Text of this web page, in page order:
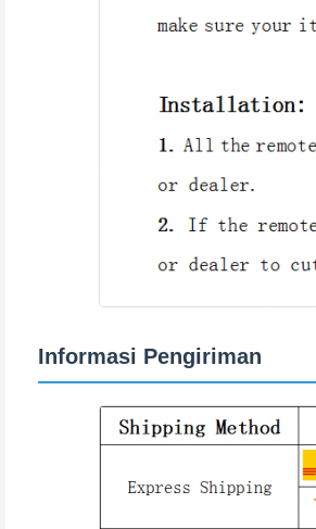
Informasi Pengiriman